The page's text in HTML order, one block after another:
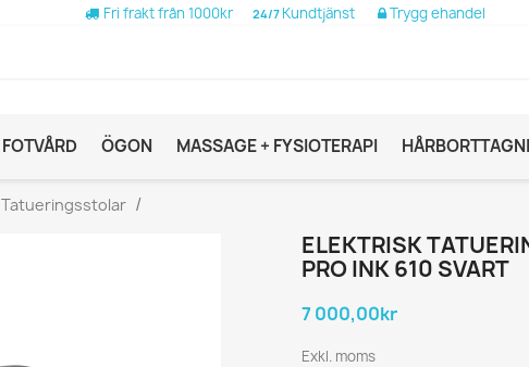
Fri frakt från 1000kr 24/7 Kundtjänst Trygg ehandel
FOTVÅRD ÖGON MASSAGE + FYSIOTERAPI
Tatueringsstolar
ELEKTRISK
PRO INK 610 SVART
7 000,00kr
Exkl. moms